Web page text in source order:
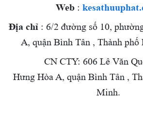
Web :
Địa chỉ : 6/2 đường số 10,
A, quận Bình Tân , Thành
CN CTY: 606 Lê Văn
Hưng Hòa A, quận Bình Tân ,
Minh.